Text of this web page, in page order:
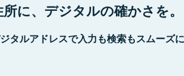
に、デジタルの確かさを。
タルアドレスで入力も検索もスムーズ